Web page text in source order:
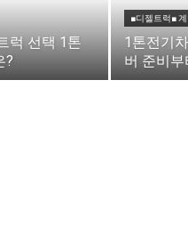
럭 선택 1톤
?
■디젤트럭■
1톤전기
버 준비